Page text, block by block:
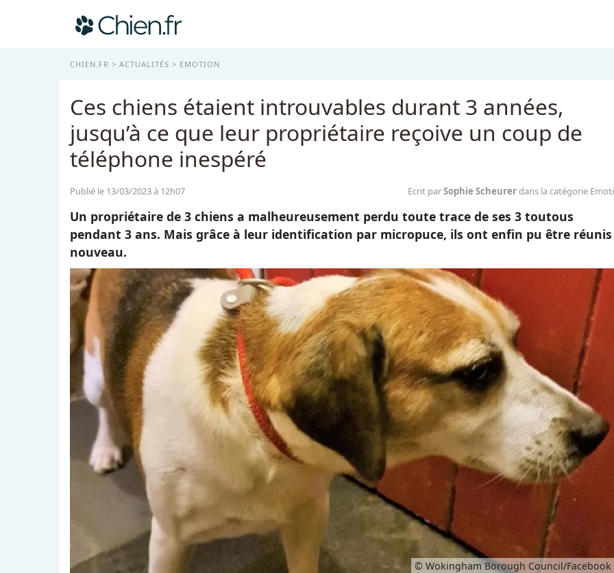
CHIEN.FR ACTUALITÉS EMOTION
Ces chiens étaient introuvables durant 3 années,
jusqu’à ce que leur propriétaire reçoive un coup de
téléphone inespéré
Publié le 13/03/2023 à 12h07 Ecrit parSophie Scheurerdans la catégorie
Un propriétaire de 3 chiens a malheureusement perdu toute trace de ses 3 toutous
pendant 3 ans. Mais grâce à leur identification par micropuce, ils ont enfin pu être
nouveau.
© Wokingham Borough Council/Facebook